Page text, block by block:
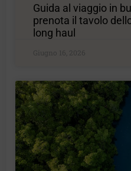
Guida al viaggio in
prenota il tavolo
long haul
Giugno 16, 2026